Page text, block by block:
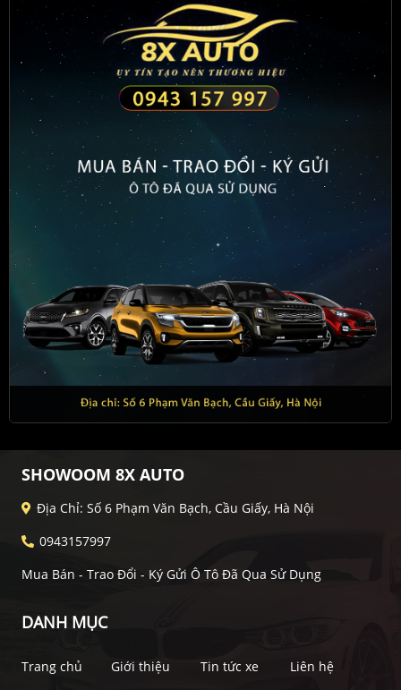
SHOWOOM 8X AUTO
Địa Chỉ: Số 6 Phạm Văn Bạch, Cầu Giấy, Hà Nội
0943157997
Mua Bán - Trao Đổi - Ký Gửi Ô Tô Đã Qua Sử Dụng
DANH MỤC
Trang chủ Giới thiệu Tin tức xe Liên hệ